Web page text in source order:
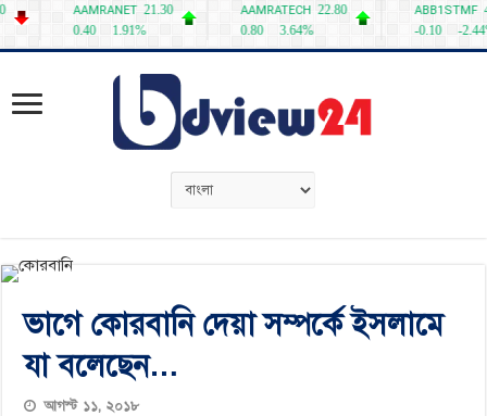
ভাগে কোরবানি দেয়া সম্পর্কে ইসলামে
যা বলেছেন…
আগস্ট ১১, ২০১৮